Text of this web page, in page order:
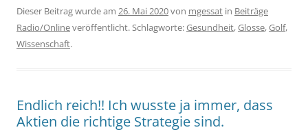
Dieser Beitrag wurde am 26. Mai 2020von mgessat in Beiträge
Radio/Onlineveröffentlicht. Schlagworte:Gesundheit,Glosse,Golf,
Wissenschaft.
Endlich reich!! Ich wusste ja immer, dass
Aktien die richtige Strategie sind.